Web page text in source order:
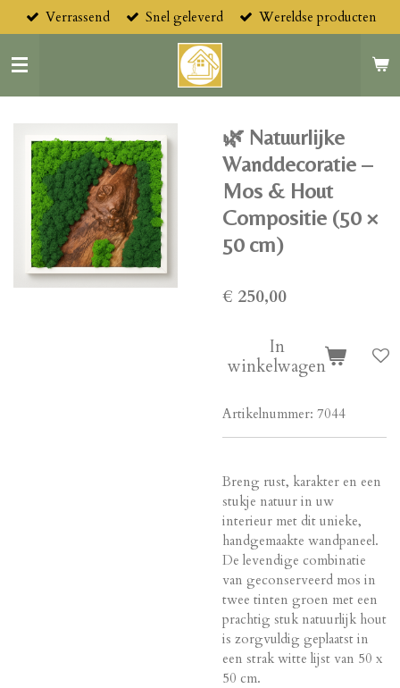
direct
naar
de
hoofdinhoud
Verrassend Snel geleverd Wereldse producten
🌿 Natuurlijke
Wanddecoratie –
Mos & Hout
Compositie (50 ×
50 cm)
€ 250,00
In
winkelwagen
Artikelnummer: 7044
Breng rust, karakter en een
stukje natuur in uw
interieur met dit unieke,
handgemaakte wandpaneel.
De levendige combinatie
van geconserveerd mos in
twee tinten groen met een
prachtig stuk natuurlijk hout
is zorgvuldig geplaatst in
een strak witte lijst van 50 x
50 cm.